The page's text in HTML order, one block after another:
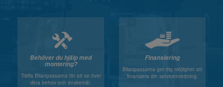
Behöver du hjälp med
montering?
Träffa Bilanpassarna för att se över
dina behov och önskemål.
Finansiering
Bilanpassarna ger dig möjlighet att
finansiera din serviceinredning.